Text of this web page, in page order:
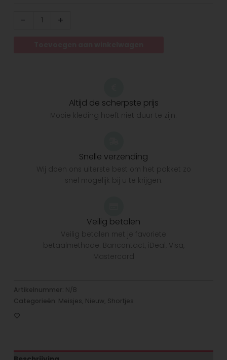
- +
Altijd de scherpste prijs
Mooie kleding hoeft niet duur te zijn.
Snelle verzending
Wij doen ons uiterste best om het pakket zo
snel mogelijk bij u te krijgen.
Veilig betalen
Veilig betalen met je favoriete
betaalmethode: Bancontact, iDeal, Visa,
Mastercard
Artikelnummer: N/B
Categorieën: Meisjes, Nieuw, Shortjes